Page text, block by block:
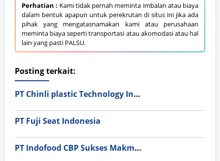
Perhatian : Kami tidak pernah meminta imbalan atau biaya
dalam bentuk apapun untuk perekrutan di situs ini jika ada
pihak yang mengatasnamakan kami atau perusahaan
meminta biaya seperti transportasi atau akomodasi atau hal
lain yang pasti PALSU.
Posting terkait:
PT Chinli plastic Technology Indonesia
PT Fuji Seat Indonesia
PT Indofood CBP Sukses Makmur Tbk – Packaging Division